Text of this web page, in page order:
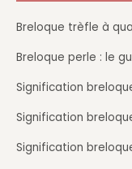
Breloque trèfle à
Breloque perle : le
Signification
Signification
Signification